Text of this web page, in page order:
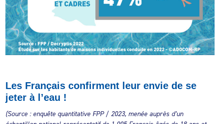
Les Français confirment leur envie de se
jeter à l’eau !
(Source : enquête quantitative FPP / 2023, menée auprès d’un